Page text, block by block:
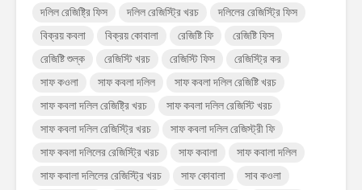
দলিল রেজিষ্ট্রি ফিস দলিল রেজিস্ট্রি খরচ
দলিলের রেজিস্ট্রি ফিস
বিক্রয় কবলা
বিক্রয় কোবালা রেজিষ্টি ফি
রেজিষ্টি ফিস
রেজিষ্টি শুল্ক
রেজিস্টি খরচ রেজিস্টি ফিস
রেজিস্ট্রি কর
সাফ কওলা
সাফ কবলা দলিল
সাফ কবলা দলিল রেজিষ্টি খরচ
সাফ কবলা দলিল রেজিষ্ট্রি খরচ
সাফ কবলা দলিল রেজিস্টি খরচ
সাফ কবলা দলিল রেজিস্ট্রি খরচ
সাফ কবলা দলিল রেজিস্ট্রী ফি
সাফ কবলা দলিলের রেজিস্ট্রি খরচ
সাফ কবালা
সাফ কবালা দলিল
সাফ কবালা দলিলের রেজিস্ট্রি খরচ
সাফ কোবালা
সাব কওলা